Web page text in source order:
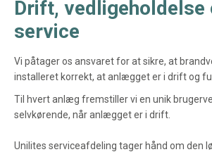
Drift, vedligeholdelse
service
Vi påtager os ansvaret for at sikre, at
installeret korrekt, at anlægget er i drift og
Til hvert anlæg fremstiller vi en unik
selvkørende, når anlægget er i drift.
Unilites serviceafdeling tager hånd om den